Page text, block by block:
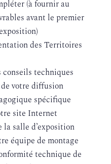
(à fournir au
avant le premier
des Territoires
conseils techniques
votre diffusion
spécifique
site Internet
la salle d’exposition
équipe de montage
technique de